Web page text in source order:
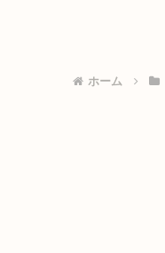
ホーム